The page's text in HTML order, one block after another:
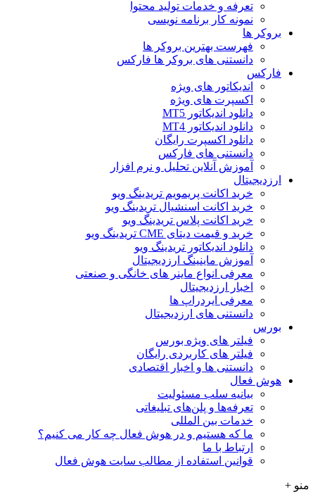
تعرفه و خدمات تولید محتوا
نمونه کار برنامه نویسی
بروکر ها
فهرست بهترین بروکر ها
دانستنی های بروکر ها فارکس
فارکس
اندیکاتور های ویژه
اکسپرت های ویژه
دانلود اندیکاتور MT5
دانلود اندیکاتور MT4
دانلود اکسپرت رایگان
دانستنی های فارکس
آموزش آنلاین تحلیل و نرم افزار
ارزدیجیتال
خرید اکانت پریمویم تریدینگ ویو
خرید اکانت اسنشیال تریدینگ ویو
خرید اکانت پلاس تریدینگ ویو
خرید و قیمت دیتای CME تریدینگ ویو
دانلود اندیکاتور تریدینگ ویو
آموزش ماینینگ ارزدیجیتال
معرفی انواع ماینر های خانگی و صنعتی
اخبار ارزدیجیتال
معرفی ایردراپ ها
دانستنی های ارزدیجیتال
بورس
فیلتر های ویژه بورس
فیلتر های کاربردی رایگان
دانستنی ها و اخبار اقتصادی
هوش فعال
بیانیه سلب مسئولیت
تعرفه‌ها و پلن‌های تبلیغاتی
خدمات بین المللی
ما که هستیم و در هوش فعال چه کار می کنیم؟
ارتباط با ما
قوانین استفاده از مطالب سایت هوش فعال
منو +